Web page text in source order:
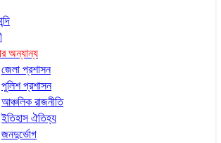
অন্যান্য
জেলা প্রশাসন
পুলিশ প্রশাসন
আঞ্চলিক রাজনীতি
ইতিহাস ঐতিহ্য
জনদুর্ভোগ